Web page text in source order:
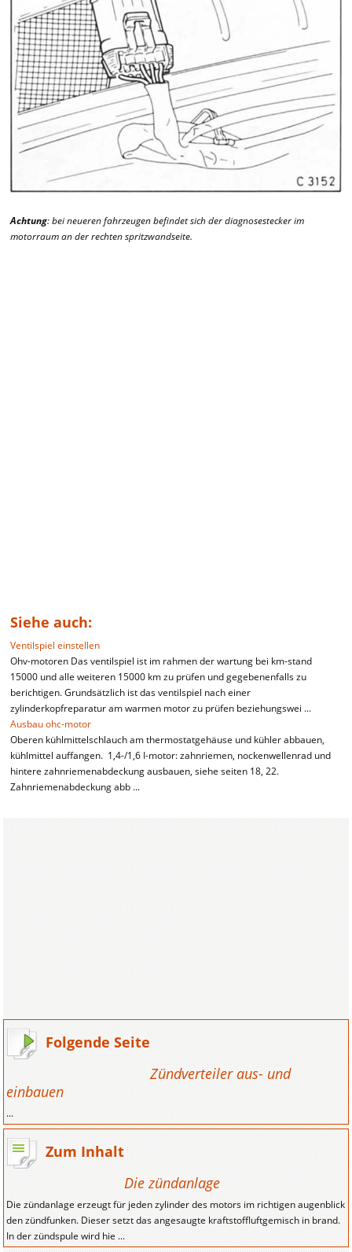
Achtung: bei neueren fahrzeugen befindet sich der diagnosestecker im
motorraum an der rechten spritzwandseite.
Siehe auch:
Ventilspiel einstellen
Ohv-motoren Das ventilspiel ist im rahmen der wartung bei km-stand
15000 und alle weiteren 15000 km zu prüfen und gegebenenfalls zu
berichtigen. Grundsätzlich ist das ventilspiel nach einer
zylinderkopfreparatur am warmen motor zu prüfen beziehungswei ...
Ausbau ohc-motor
Oberen kühlmittelschlauch am thermostatgehäuse und kühler abbauen,
kühlmittel auffangen. 1,4-/1,6 I-motor: zahnriemen, nockenwellenrad und
hintere zahnriemenabdeckung ausbauen, siehe seiten 18, 22.
Zahnriemenabdeckung abb ...
Folgende Seite
Zündverteiler aus- und
einbauen
...
Zum Inhalt
Die zündanlage
Die zündanlage erzeugt für jeden zylinder des motors im richtigen augenblick
den zündfunken. Dieser setzt das angesaugte kraftstoffluftgemisch in brand.
In der zündspule wird hie ...